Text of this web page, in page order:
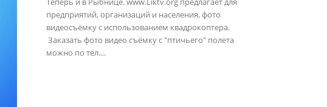
предприятий, организаций и населения, фото
видеосъёмку с использованием квадрокоптера.
Заказать фото видео съёмку с "птичьего" полета
можно по тел....